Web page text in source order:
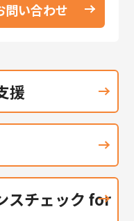
問い合わせ
援
スチェック for